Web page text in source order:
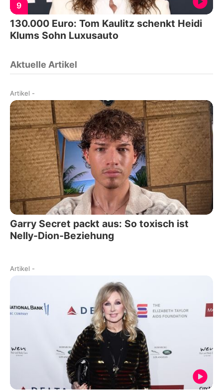
9
130.000 Euro: Tom Kaulitz schenkt Heidi
Klums Sohn Luxusauto
Aktuelle Artikel
Artikel -
Garry Secret packt aus: So toxisch ist
Nelly-Dion-Beziehung
Artikel -